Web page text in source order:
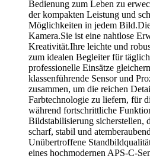
Bedienung zum Leben zu
der kompakten Leistung und
Möglichkeiten in jedem
Kamera.Sie ist eine nahtlose
Kreativität.Ihre leichte und
zum idealen Begleiter für
professionelle Einsätze
klassenführende Sensor und
zusammen, um die reichen
Farbtechnologie zu liefern, für
während fortschrittliche
Bildstabilisierung sicherstellen,
scharf, stabil und
Unübertroffene
eines hochmodernen APS-C-